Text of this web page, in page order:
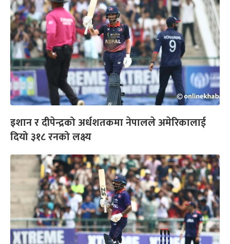
इशान र दीपेन्द्रको अर्धशतकमा नेपालले अमेरिकालाई
दियो ३१८ रनको लक्ष्य